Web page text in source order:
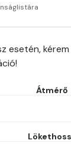
esetén,
Átmérő